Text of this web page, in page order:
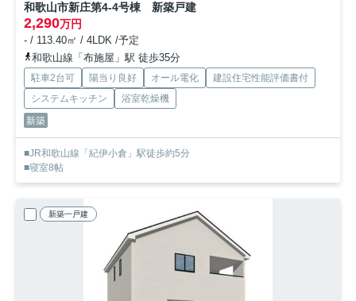
和歌山市新庄第4-4号棟 新築戸建
2,290万円
- / 113.40㎡ / 4LDK /予定
和歌山線「布施屋」駅 徒歩35分
駐車2台可 陽当り良好 オール電化
建設住宅性能評価書付
システムキッチン
浴室乾燥機
新築
■JR和歌山線「紀伊小倉」駅徒歩約5分
■寝室8帖
新築一戸建